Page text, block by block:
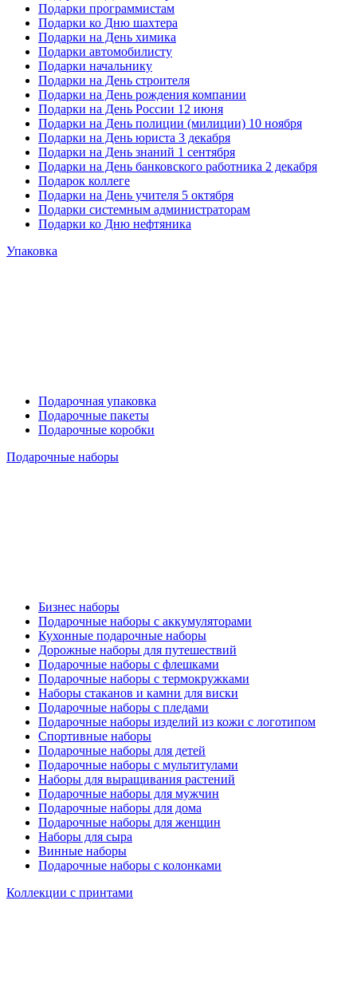
Подарки программистам
Подарки ко Дню шахтера
Подарки на День химика
Подарки автомобилисту
Подарки начальнику
Подарки на День строителя
Подарки на День рождения компании
Подарки на День России 12 июня
Подарки на День полиции (милиции) 10 ноября
Подарки на День юриста 3 декабря
Подарки на День знаний 1 сентября
Подарки на День банковского работника 2 декабря
Подарок коллеге
Подарки на День учителя 5 октября
Подарки системным администраторам
Подарки ко Дню нефтяника
Упаковка
Подарочная упаковка
Подарочные пакеты
Подарочные коробки
Подарочные наборы
Бизнес наборы
Подарочные наборы с аккумуляторами
Кухонные подарочные наборы
Дорожные наборы для путешествий
Подарочные наборы с флешками
Подарочные наборы с термокружками
Наборы стаканов и камни для виски
Подарочные наборы с пледами
Подарочные наборы изделий из кожи с логотипом
Спортивные наборы
Подарочные наборы для детей
Подарочные наборы с мультитулами
Наборы для выращивания растений
Подарочные наборы для мужчин
Подарочные наборы для дома
Подарочные наборы для женщин
Наборы для сыра
Винные наборы
Подарочные наборы с колонками
Коллекции с принтами